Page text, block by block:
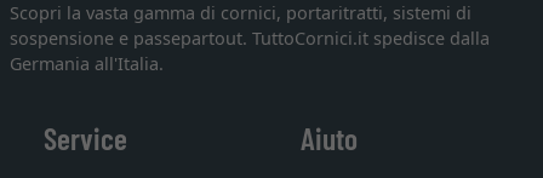
Scopri la vasta gamma di cornici, portaritratti, sistemi di
sospensione e passepartout. TuttoCornici.it spedisce dalla
Germania all'Italia.
Service Aiuto